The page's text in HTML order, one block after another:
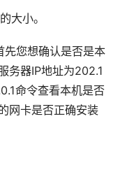
大小。
您想确认是否是本
务器IP地址为202.1
命令查看本机是否
网卡是否正确安装